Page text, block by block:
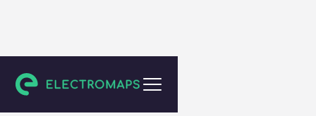
Willebroek